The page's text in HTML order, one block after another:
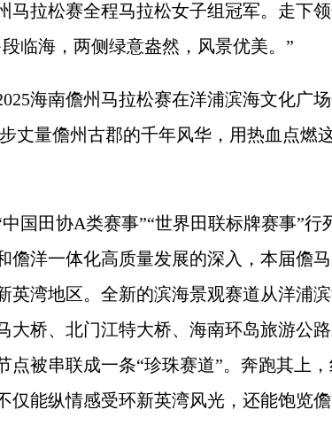
马拉松赛全程马拉松女子组冠军。走下
临海，两侧绿意盎然，风景优美。”
南儋州马拉松赛在洋浦滨海文化广场
丈量儋州古郡的千年风华，用热血点燃
田协A类赛事”“世界田联标牌赛事”行
儋洋一体化高质量发展的深入，本届儋
英湾地区。全新的滨海景观赛道从洋浦
大桥、北门江特大桥、海南环岛旅游公
点被串联成一条“珍珠赛道”。奔跑其上
仅能纵情感受环新英湾风光，还能饱览